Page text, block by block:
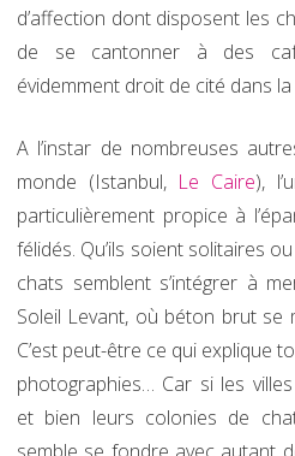
d’affection dont disposent les
de se cantonner à des
évidemment droit de cité dans la
A l’instar de nombreuses
monde (Istanbul, Le Caire),
particulièrement propice à
félidés. Qu’ils soient solitaires
chats semblent s’intégrer à
Soleil Levant, où béton brut se
C’est peut-être ce qui explique
photographies… Car si les
et bien leurs colonies de